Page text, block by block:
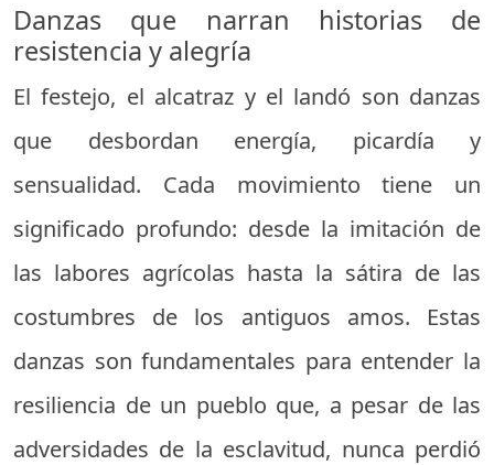
Danzas que narran historias de
resistencia y alegría
El festejo, el alcatraz y el landó son danzas
que desbordan energía, picardía y
sensualidad. Cada movimiento tiene un
significado profundo: desde la imitación de
las labores agrícolas hasta la sátira de las
costumbres de los antiguos amos. Estas
danzas son fundamentales para entender la
resiliencia de un pueblo que, a pesar de las
adversidades de la esclavitud, nunca perdió